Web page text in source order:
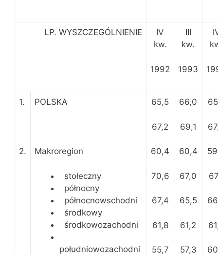
LP. WYSZCZEGÓLNIENIE
IV
kw.
1992
III
kw.
1993
1.
2.
POLSKA
Makroregion
stołeczny
północny
północnowschodni
środkowy
środkowozachodni
południowozachodni
65,5
67,2
60,4
70,6
67,4
61,8
55,7
66,0
69,1
60,4
67,0
65,5
61,2
57,3